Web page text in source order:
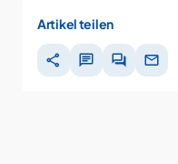
Artikel teilen
share chat forum mail